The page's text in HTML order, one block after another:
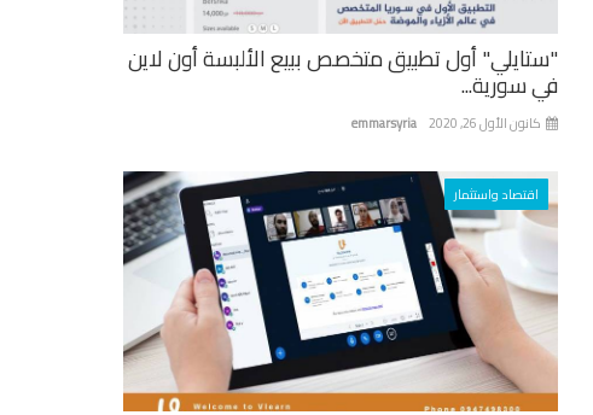
"ستايلي" أول تطبيق متخصص ببيع الألبسة أون لاين
في سورية...
emmarsyria كانون الأول 26, 2020
اقتصاد واستثمار